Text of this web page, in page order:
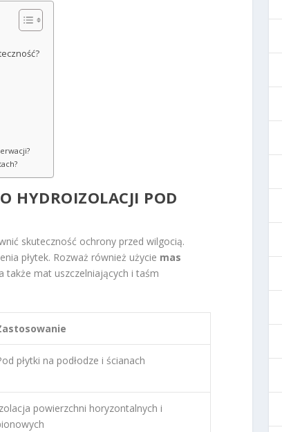
HYDROIZOLACJI POD
skuteczność ochrony przed wilgocią.
płytek. Rozważ również użycie mas
także mat uszczelniających i taśm
płytki na podłodze i ścianach
powierzchni horyzontalnych i